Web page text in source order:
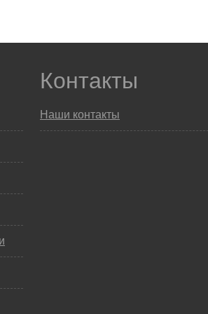
Контакты
Наши контакты